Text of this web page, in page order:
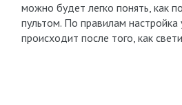
можно будет легко понять, как
пультом. По правилам настройка
происходит после того, как